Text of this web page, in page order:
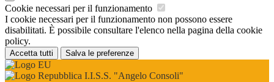
Cookie necessari per il funzionamento
I cookie necessari per il funzionamento non possono essere
disabilitati. È possibile consultare l'elenco nella pagina della cookie
policy.
Accetta tutti Salva le preferenze
I.I.S.S. "Angelo Consoli"